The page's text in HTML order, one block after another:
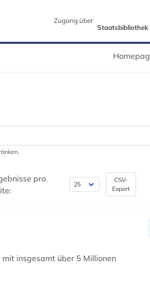
Zugang über
Staatsbibliothek
pro
CSV-
Export
insgesamt über 5 Millionen